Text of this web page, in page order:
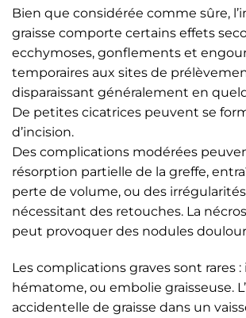
Bien que considérée comme sûre,
graisse comporte certains effets
ecchymoses, gonflements et
temporaires aux sites de
disparaissant généralement en
De petites cicatrices peuvent se
d’incision.
Des complications modérées
résorption partielle de la greffe,
perte de volume, ou des
nécessitant des retouches. La
peut provoquer des nodules
Les complications graves sont rares
hématome, ou embolie graisseuse.
accidentelle de graisse dans un